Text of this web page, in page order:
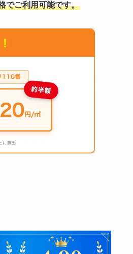
でご利用可能です。